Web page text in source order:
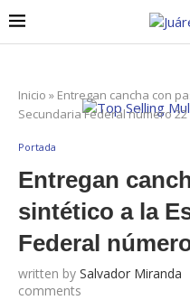
Inicio » Entregan cancha con
Secundaria Federal número 22
Portada
Entregan
sintético a la
Federal
written by Salvador Miranda
comments